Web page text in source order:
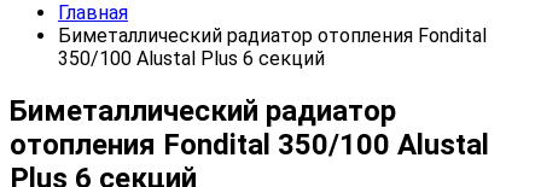
Главная
Биметаллический радиатор отопления Fondital
350/100 Alustal Plus 6 секций
Биметаллический радиатор
отопления Fondital 350/100 Alustal
Plus 6 секций